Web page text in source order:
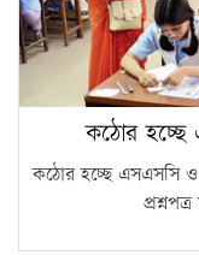
কঠোর হচ্ছে
কঠোর হচ্ছে এসএসসি ও